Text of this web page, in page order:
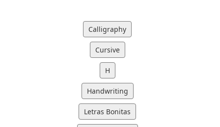
Calligraphy
Cursive
H
Handwriting
Letras Bonitas